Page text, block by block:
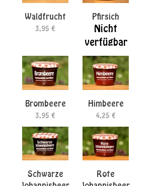
Waldfrucht
Preis
3,95 €
Pfirsich
Nicht
verfügbar
Brombeere
Preis
3,95 €
Himbeere
Preis
4,25 €
Schwarze
Rote